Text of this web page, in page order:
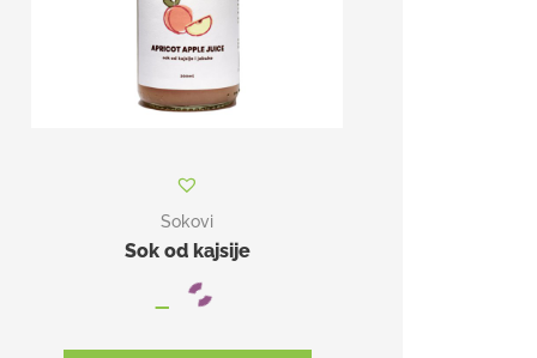
Sokovi
Sok od kajsije
–